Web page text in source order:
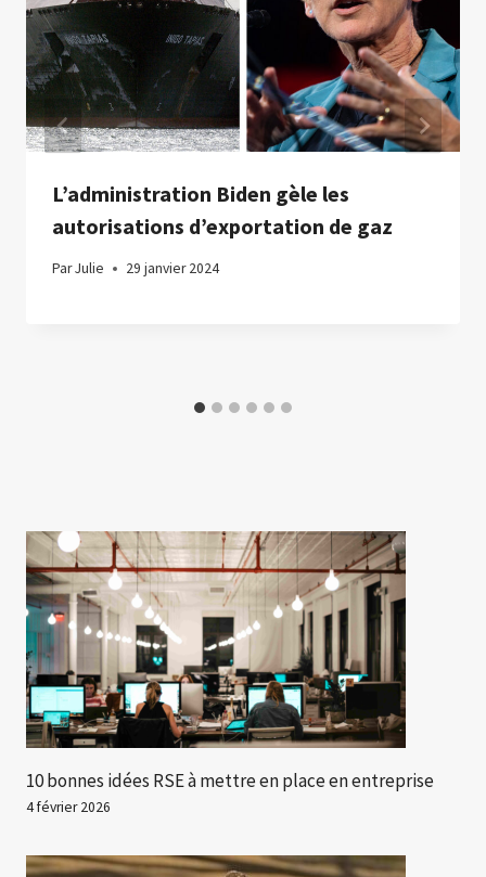
L’administration Biden gèle les
autorisations d’exportation de gaz
ParJulie 29 janvier 2024
10 bonnes idées RSE à mettre en place en entreprise
4 février 2026